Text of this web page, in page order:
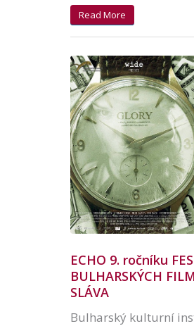
Read More
ECHO 9. ročníku
BULHARSKÝCH
SLÁVA
Bulharský kulturní